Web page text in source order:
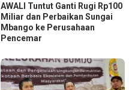
AWALI Tuntut Ganti Rugi Rp100
Miliar dan Perbaikan Sungai
Mbango ke Perusahaan
Pencemar